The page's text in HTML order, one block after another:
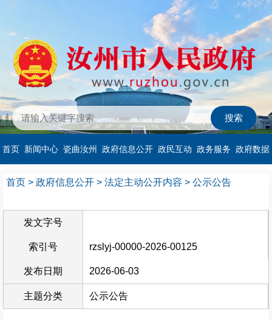
首页 新闻中心 瓷曲汝州 政府信息公开 政民互动 政务服务 政府数据
首页 > 政府信息公开 > 法定主动公开内容 > 公示公告
发文字号
索引号 rzslyj-00000-2026-00125
发布日期 2026-06-03
主题分类 公示公告